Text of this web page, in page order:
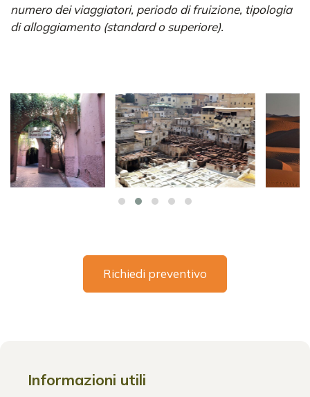
numero dei viaggiatori, periodo di fruizione, tipologia
di alloggiamento (standard o superiore).
Richiedi preventivo
Informazioni utili